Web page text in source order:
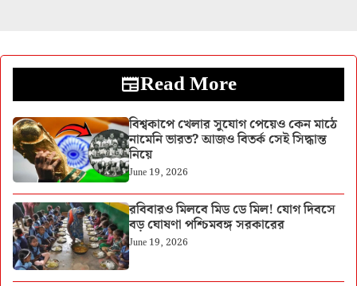
Read More
বিশ্বকাপে খেলার সুযোগ পেয়েও কেন মাঠে
নামেনি ভারত? আজও বিতর্ক সেই সিদ্ধান্ত
নিয়ে
June 19, 2026
রবিবারও মিলবে মিড ডে মিল! যোগ দিবসে
বড় ঘোষণা পশ্চিমবঙ্গ সরকারের
June 19, 2026